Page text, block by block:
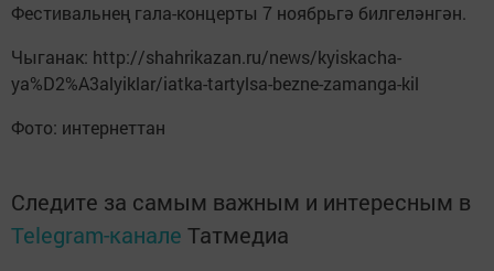
Фестивальнең гала-концерты 7 ноябрьгә билгеләнгән.
Чыганак: http://shahrikazan.ru/news/kyiskacha-
ya%D2%A3alyiklar/iatka-tartylsa-bezne-zamanga-kil
Фото: интернеттан
Следите за самым важным и интересным в
Telegram-канале Татмедиа